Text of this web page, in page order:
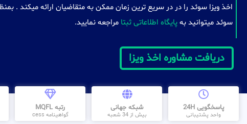
اخذ ویزا سوئد را در در سریع ترین زمان ممکن به متقاضیان ارائه میکند .
سوئد میتوانید بهپایگاه اطلاعاتی ثبتا مراجعه نمایید.
دریافت مشاوره اخذ ویزا
پاسخگویی 24H
واحد پشتیبانی
شبکه جهانی
بیش از 34 شعبه
رتبه MQFL
گواهینامه cess